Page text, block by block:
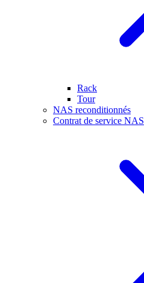
Rack
Tour
NAS reconditionnés
Contrat de service NAS